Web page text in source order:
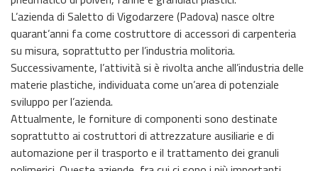
L’azienda di Saletto di Vigodarzere (Padova) nasce oltre
quarant’anni fa come costruttore di accessori di carpenteria
su misura, soprattutto per l’industria molitoria.
Successivamente, l’attività si è rivolta anche all’industria delle
materie plastiche, individuata come un’area di potenziale
sviluppo per l’azienda.
Attualmente, le forniture di componenti sono destinate
soprattutto ai costruttori di attrezzature ausiliarie e di
automazione per il trasporto e il trattamento dei granuli